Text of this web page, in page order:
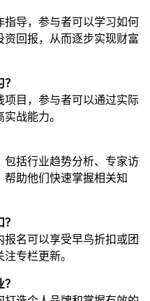
导，参与者可以学习如何
回报，从而逐步实现财富
目，参与者可以通过实际
战能力。
括行业趋势分析、专家访
助他们快速掌握相关知
名可以享受早鸟折扣或团
专栏更新。